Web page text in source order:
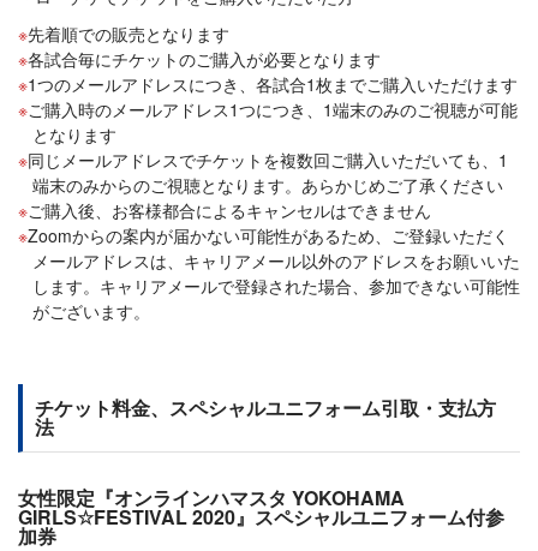
先着順での販売となります
各試合毎にチケットのご購入が必要となります
1つのメールアドレスにつき、各試合1枚までご購入いただけます
ご購入時のメールアドレス1つにつき、1端末のみのご視聴が可能
となります
同じメールアドレスでチケットを複数回ご購入いただいても、1
端末のみからのご視聴となります。あらかじめご了承ください
ご購入後、お客様都合によるキャンセルはできません
Zoomからの案内が届かない可能性があるため、ご登録いただく
メールアドレスは、キャリアメール以外のアドレスをお願いいた
します。キャリアメールで登録された場合、参加できない可能性
がございます。
チケット料金、スペシャルユニフォーム引取・支払方
法
女性限定『オンラインハマスタ YOKOHAMA
GIRLS☆FESTIVAL 2020』スペシャルユニフォーム付参
加券